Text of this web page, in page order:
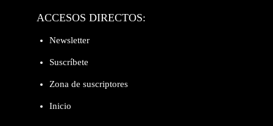
ACCESOS DIRECTOS:
Newsletter
Suscríbete
Zona de suscriptores
Inicio